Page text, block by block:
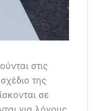
στις
της
σε